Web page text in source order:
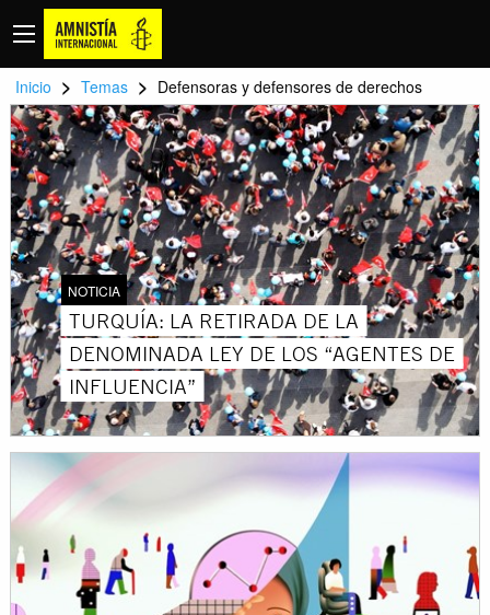
Inicio > Temas > Defensoras y defensores de derechos
NOTICIA
TURQUÍA: LA RETIRADA DE LA
DENOMINADA LEY DE LOS “AGENTES DE
INFLUENCIA”